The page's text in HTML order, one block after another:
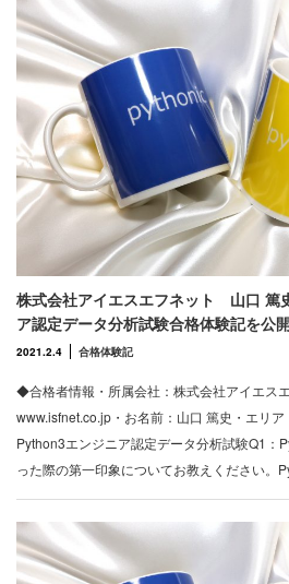
株式会社アイエスエフネット 山口 篤
ア認定データ分析試験合格体験記を公開
2021.2.4 合格体験記
◆合格者情報・所属会社：株式会社アイエス
www.isfnet.co.jp・お名前：山口 篤史・エリア
Python3エンジニア認定データ分析試験Q1：
った際の第一印象についてお教えください。